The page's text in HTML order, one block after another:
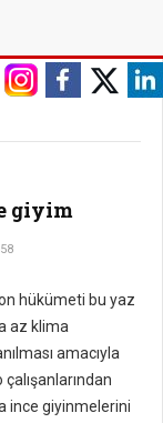
giyim
hükümeti bu yaz
az klima
amacıyla
çalışanlarından
ince giyinmelerini